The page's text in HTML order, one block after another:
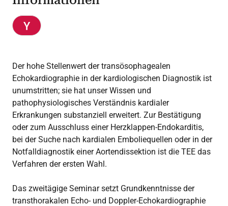
Der hohe Stellenwert der transösophagealen
Echokardiographie in der kardiologischen Diagnostik ist
unumstritten; sie hat unser Wissen und
pathophysiologisches Verständnis kardialer
Erkrankungen substanziell erweitert. Zur Bestätigung
oder zum Ausschluss einer Herzklappen-Endokarditis,
bei der Suche nach kardialen Emboliequellen oder in der
Notfalldiagnostik einer Aortendissektion ist die TEE das
Verfahren der ersten Wahl.
Das zweitägige Seminar setzt Grundkenntnisse der
transthorakalen Echo- und Doppler-Echokardiographie